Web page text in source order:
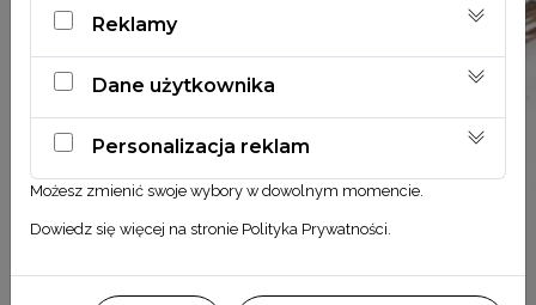
Reklamy
Dane użytkownika
Personalizacja reklam
Możesz zmienić swoje wybory w dowolnym momencie.
Dowiedz się więcej na stronie Polityka Prywatności